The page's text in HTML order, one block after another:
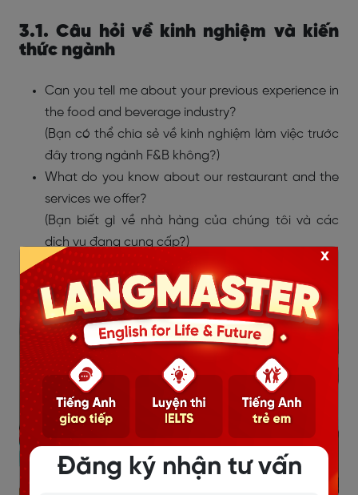
3.1. Câu hỏi về kinh nghiệm và kiến
thức ngành
Can you tell me about your previous experience in
the food and beverage industry?
(Bạn có thể chia sẻ về kinh nghiệm làm việc trước
đây trong ngành F&B không?)
What do you know about our restaurant and the
services we offer?
(Bạn biết gì về nhà hàng của chúng tôi và các
dịch vụ đang cung cấp?)
What types of cuisine are you most familiar with?
(Bạn quen thuộc nhất với loại ẩm thực nào?)
Đăng ký nhận tư vấn
x